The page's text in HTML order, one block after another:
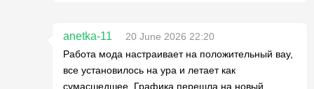
anetka-11
20 June 2026 22:20
Работа мода настраивает на положительный вау,
все установилось на ура и летает как
сумасшедшее. Графика перешла на новый